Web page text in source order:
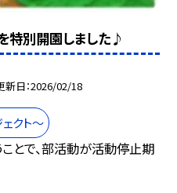
特別開園しました♪
新日 2026/02/18
クト～
とで、部活動が活動停止期